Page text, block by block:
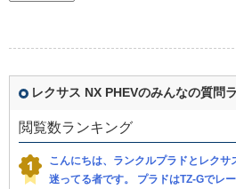
レクサス NX PHEVのみんなの質問
閲覧数ランキング
こんにちは、ランクルプラドとレク
迷ってる者です。 プラドはTZ-Gでレ